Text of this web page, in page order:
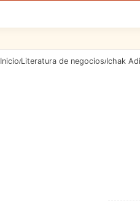
Inicio/Literatura de negocios/Ichak